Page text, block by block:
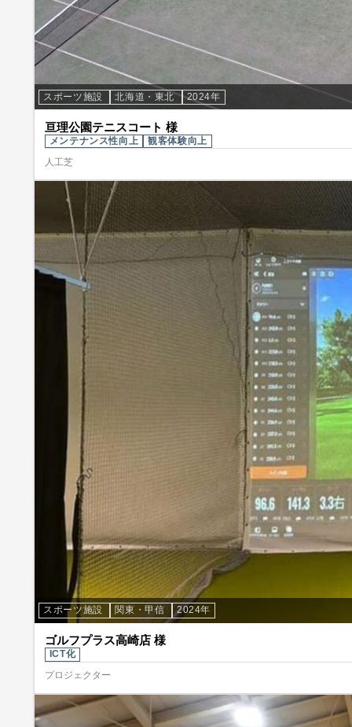
スポーツ施設 北海道・東北 2024年
亘理公園テニスコート 様
メンテナンス性向上
観客体験向上
人工芝
スポーツ施設 関東・甲信 2024年
ゴルフプラス高崎店 様
ICT化
プロジェクター